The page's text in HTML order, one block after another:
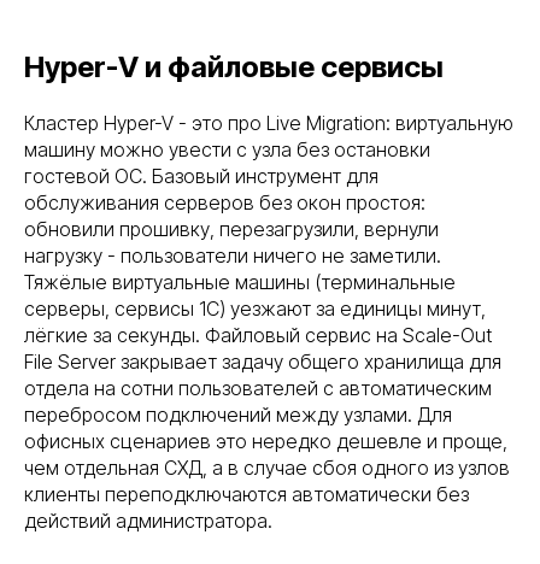
Hyper-V и файловые сервисы
Кластер Hyper-V - это про Live Migration: виртуальную
машину можно увести с узла без остановки
гостевой ОС. Базовый инструмент для
обслуживания серверов без окон простоя:
обновили прошивку, перезагрузили, вернули
нагрузку - пользователи ничего не заметили.
Тяжёлые виртуальные машины (терминальные
серверы, сервисы 1С) уезжают за единицы минут,
лёгкие за секунды. Файловый сервис на Scale-Out
File Server закрывает задачу общего хранилища для
отдела на сотни пользователей с автоматическим
перебросом подключений между узлами. Для
офисных сценариев это нередко дешевле и проще,
чем отдельная СХД, а в случае сбоя одного из узлов
клиенты переподключаются автоматически без
действий администратора.